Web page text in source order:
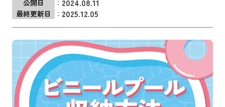
公開日 ： 2024.08.11
最終更新日 ： 2025.12.05